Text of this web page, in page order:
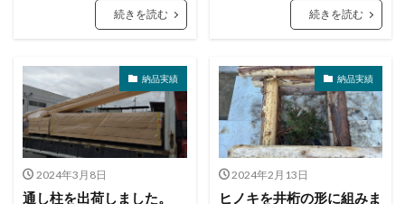
続きを読む 続きを読む
納品実績
2024年3月8日
通し柱を出荷しました。
納品実績
2024年2月13日
ヒノキを井桁の形に組みま